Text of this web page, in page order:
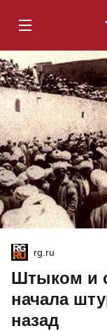
rg.ru
Штыком и
начала
назад